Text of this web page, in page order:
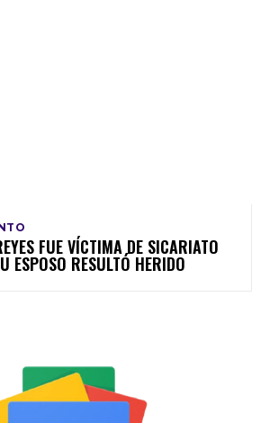
FUE VÍCTIMA DE SICARIATO
ESPOSO RESULTÓ HERIDO